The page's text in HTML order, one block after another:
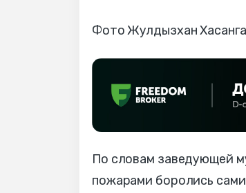
Фото Жулдызхан
По словам заведующей
пожарами боролись